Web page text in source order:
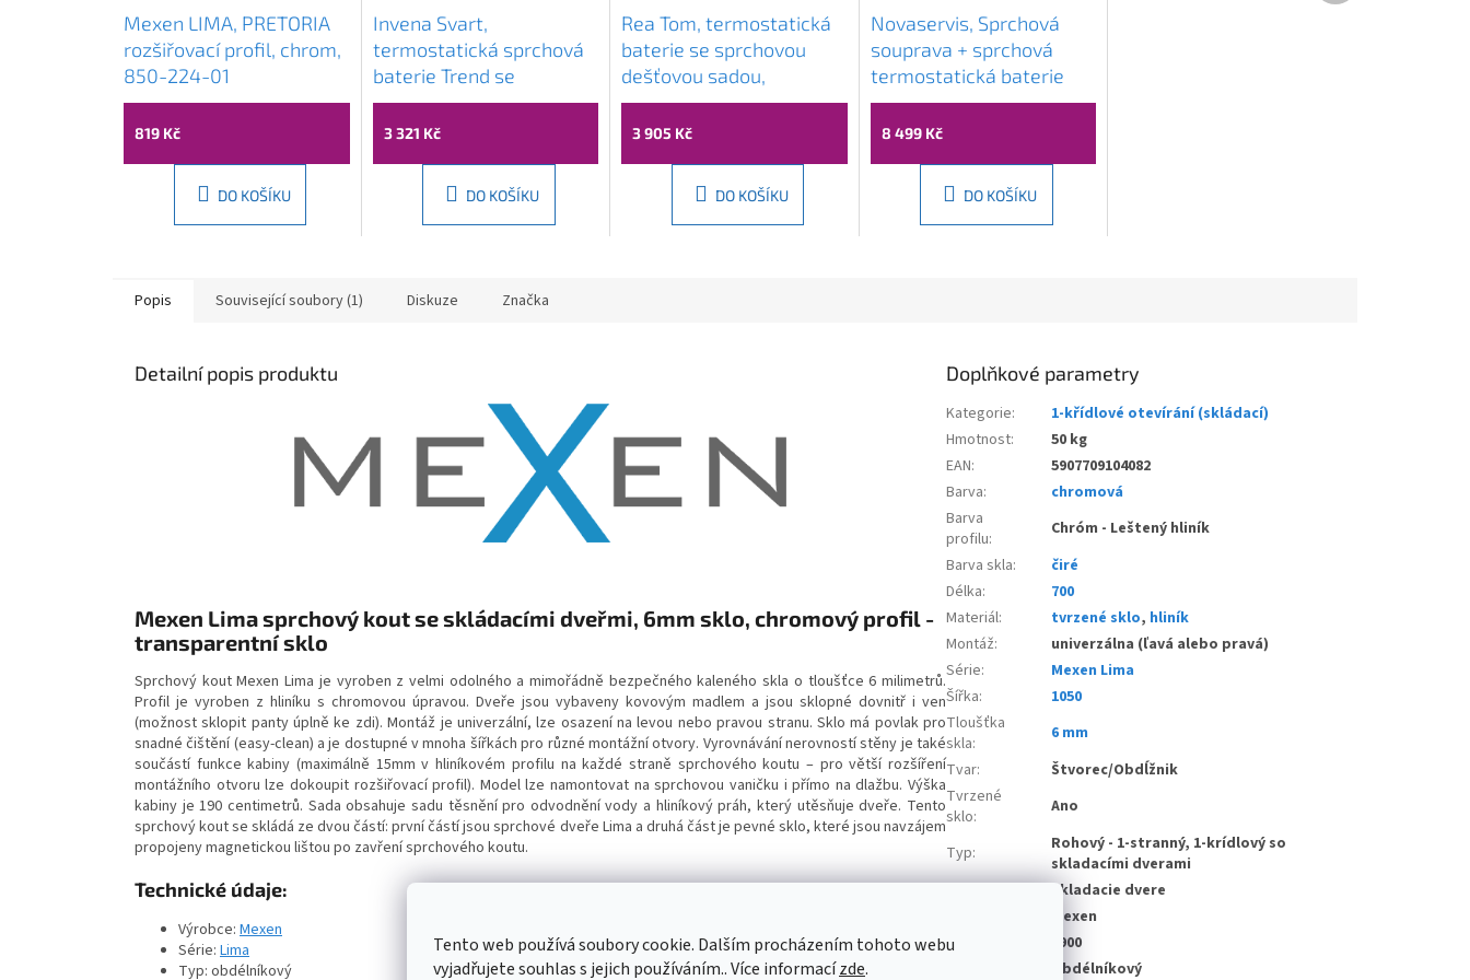
Tento web používá soubory cookie. Dalším procházením tohoto webu
vyjadřujete souhlas s jejich používáním.. Více informacízde.
Mexen LIMA, PRETORIA
rozšiřovací profil, chrom,
850-224-01
819 Kč
DO KOŠÍKU
Invena Svart,
termostatická sprchová
baterie Trend se
sprchovou sadou Svart
25x25 cm, chromová,
3 321 Kč
DO KOŠÍKU
Rea Tom, termostatická
baterie se sprchovou
dešťovou sadou,
chromová, REA-P7100
3 905 Kč
DO KOŠÍKU
Novaservis, Sprchová
souprava + sprchová
termostatická baterie
58962, SET071/TER-0
8 499 Kč
DO KOŠÍKU
Popis Související soubory (1) Diskuze Značka
Detailní popis produktu
Mexen Lima sprchový kout se skládacími dveřmi, 6mm sklo, chromový profil -
transparentní sklo
Sprchový kout Mexen Lima je vyroben z velmi odolného a mimořádně bezpečného kaleného skla o tloušťce 6 milimetrů.
Profil je vyroben z hliníku s chromovou úpravou. Dveře jsou vybaveny kovovým madlem a jsou sklopné dovnitř i ven
(možnost sklopit panty úplně ke zdi). Montáž je univerzální, lze osazení na levou nebo pravou stranu. Sklo má povlak pro
snadné čištění (easy-clean) a je dostupné v mnoha šířkách pro různé montážní otvory. Vyrovnávání nerovností stěny je také
součástí funkce kabiny (maximálně 15mm v hliníkovém profilu na každé straně sprchového koutu – pro větší rozšíření
montážního otvoru lze dokoupit rozšiřovací profil). Model lze namontovat na sprchovou vaničku i přímo na dlažbu. Výška
kabiny je 190 centimetrů. Sada obsahuje sadu těsnění pro odvodnění vody a hliníkový práh, který utěsňuje dveře. Tento
sprchový kout se skládá ze dvou částí: první částí jsou sprchové dveře Lima a druhá část je pevné sklo, které jsou navzájem
propojeny magnetickou lištou po zavření sprchového koutu.
Technické údaje:
Výrobce: Mexen
Série: Lima
Typ: obdélníkový
Doplňkové parametry
Kategorie:
1-křídlové otevírání (skládací)
Hmotnost:
50 kg
EAN:
5907709104082
Barva:
chromová
Barva
profilu:
Chróm - Leštený hliník
Barva skla:
čiré
Délka:
700
Materiál: tvrzené sklo, hliník
Montáž:
univerzálna (ľavá alebo pravá)
Série:
Mexen Lima
Šířka:
1050
Tloušťka
skla:
6 mm
Tvar:
Štvorec/Obdĺžnik
Tvrzené
sklo: Ano
Typ:
Rohový - 1-stranný, 1-krídlový so
skladacími dverami
Typ vstupu:
Skladacie dvere
Mexen
Výška
1900
Obdélníkový